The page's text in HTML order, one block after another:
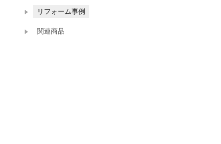
リフォーム事例
関連商品